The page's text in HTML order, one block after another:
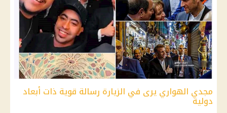
مجدي الهواري يرى في الزيارة رسالة قوية ذات أبعاد
دولية